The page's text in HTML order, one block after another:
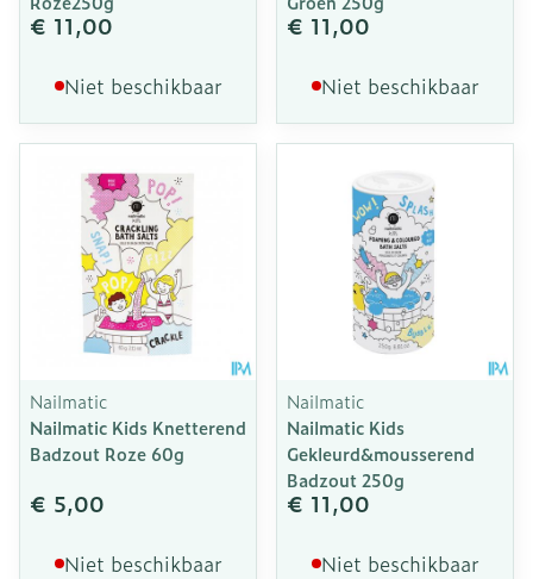
€ 11,00
Niet beschikbaar
€ 11,00
Niet beschikbaar
Nailmatic
Nailmatic Kids Knetterend
Badzout Roze 60g
€ 5,00
Niet beschikbaar
Nailmatic
Nailmatic Kids
Gekleurd&mousserend
Badzout 250g
€ 11,00
Niet beschikbaar